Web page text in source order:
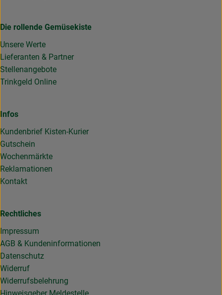
Die rollende Gemüsekiste
Unsere Werte
Lieferanten & Partner
Stellenangebote
Trinkgeld Online
Infos
Kundenbrief Kisten-Kurier
Gutschein
Wochenmärkte
Reklamationen
Kontakt
Rechtliches
Impressum
AGB & Kundeninformationen
Datenschutz
Widerruf
Widerrufsbelehrung
Hinweisgeber Meldestelle